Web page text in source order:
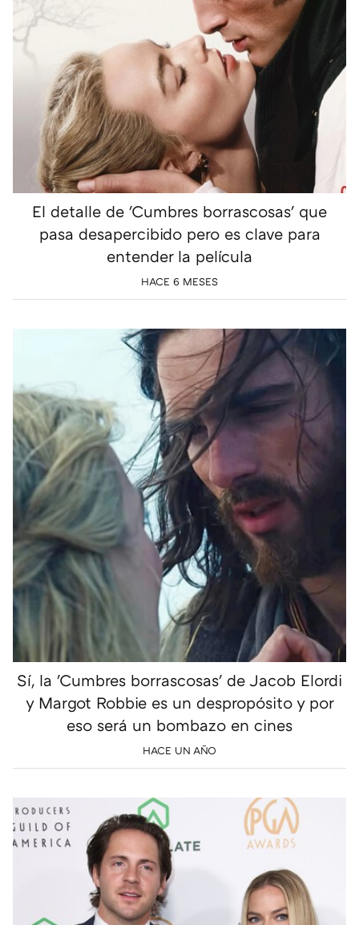
El detalle de 'Cumbres borrascosas' que
pasa desapercibido pero es clave para
entender la película
HACE 6 MESES
Sí, la 'Cumbres borrascosas' de Jacob Elordi
y Margot Robbie es un despropósito y por
eso será un bombazo en cines
HACE UN AÑO